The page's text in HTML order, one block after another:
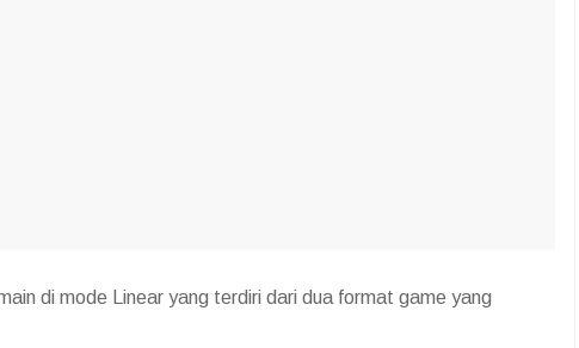
di mode Linear yang terdiri dari dua format game yang